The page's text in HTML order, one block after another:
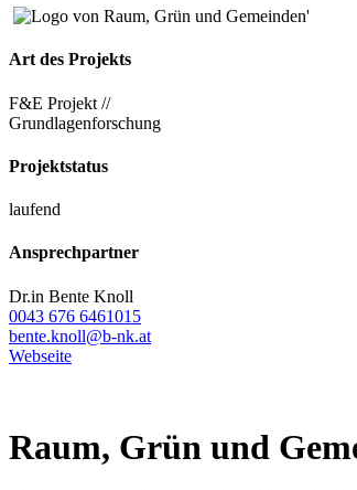
Art des Projekts
F&E Projekt //
Grundlagenforschung
Projektstatus
laufend
Ansprechpartner
Dr.in Bente Knoll
0043 676 6461015
bente.knoll@b-nk.at
Webseite
Raum, Grün und